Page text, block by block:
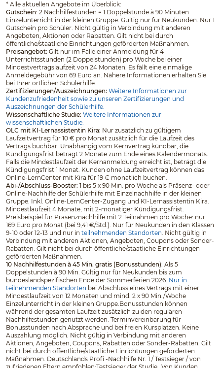
* Alle aktuellen Angebote im Überblick:
Gutschein: 2 Nachhilfestunden = 1 Doppelstunde à 90 Minuten
Einzelunterricht in der kleinen Gruppe. Gültig nur für Neukunden. Nur 1
Gutschein pro Schüler. Nicht gültig in Verbindung mit anderen
Angeboten, Aktionen oder Rabatten. Gilt nicht bei durch
öffentliche/staatliche Einrichtungen geförderten Maßnahmen.
Preisangebot: Gilt nur im Falle einer Anmeldung für 4
Unterrichtsstunden (2 Doppelstunden) pro Woche bei einer
Mindestvertragslaufzeit von 24 Monaten. Es fällt eine einmalige
Anmeldegebühr von 69 Euro an. Nähere Informationen erhalten Sie
bei Ihrer örtlichen Schülerhilfe.
Zertifizierungen/Auszeichnungen: Weitere Informationen zur
Kundenzufriedenheit sowie zu unseren Zertifizierungen und
Auszeichnungen der Schülerhilfe.
Wissenschaftliche Studie: Weitere Informationen zur
wissenschaftlichen Studie.
OLC mit KI-Lernassistentin Kira: Nur zusätzlich zu gültigem
Laufzeitvertrag für 10 € pro Monat zusätzlich für die Laufzeit des
Vertrags buchbar. Unabhängig vom Kernvertrag kündbar, die
Kündigungsfrist beträgt 2 Monate zum Ende eines Kalendermonats.
Falls die Mindestlaufzeit der Kernanmeldung erreicht ist, beträgt die
Kündigungsfrist 1 Monat. Kunden ohne Laufzeitvertrag können das
Online-LernCenter mit Kira für 19 € monatlich buchen.
Abi-/Abschluss-Booster: 1 bis 5 x 90 Min. pro Woche als Präsenz- oder
Online-Nachhilfe der Schülerhilfe mit Einzelnachhilfe in der kleinen
Gruppe. Inkl. Online-LernCenter-Zugang und KI-Lernassistentin Kira.
Mindestlaufzeit 4 Monate, mit 2-monatiger Kündigungsfrist.
Preisbeispiel für Präsenznachhilfe mit 2 Teilnahmen pro Woche: nur
169 Euro pro Monat (bei 9,41 €/Std.). Nur für Neukunden in den Klassen
9-10 oder 12-13 und nur in teilnehmenden Standorten. Nicht gültig in
Verbindung mit anderen Aktionen, Angeboten, Coupons oder Sonder-
Rabatten. Gilt nicht bei durch öffentliche/staatliche Einrichtungen
geförderten Maßnahmen.
10 Nachhilfestunden à 45 Min. gratis (Bonusstunden): Als 5
Doppelstunden à 90 Min. Gültig nur für Neukunden bis zum
bundeslandspezifischen Ende der Sommerferien 2026. Nur in
teilnehmenden Standorten bei Abschluss eines Vertrags mit einer
Mindestlaufzeit von 12 Monaten und mind. 2 x 90 Min./Woche
Einzelunterricht in der kleinen Gruppe.Bonusstunden können
während der gesamten Laufzeit zusätzlich zu den regulären
Nachhilfestunden genutzt werden. Terminvereinbarung für
Bonusstunden nach Absprache und bei freien Kursplätzen. Keine
Auszahlung möglich. Nicht gültig in Verbindung mit anderen
Aktionen, Angeboten, Coupons, Rabatten oder Sonder-Rabatten. Gilt
nicht bei durch öffentliche/staatliche Einrichtungen geförderten
Maßnahmen. Deutschlands Profi -Nachhilfe Nr. 1 / Testsieger / von